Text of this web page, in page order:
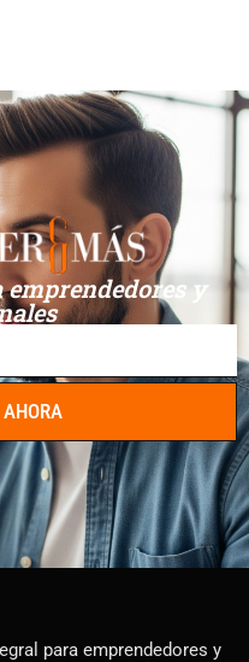
y
para emprendedores y